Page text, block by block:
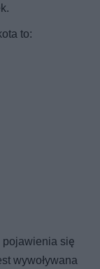
to:
pojawienia się
wywoływana